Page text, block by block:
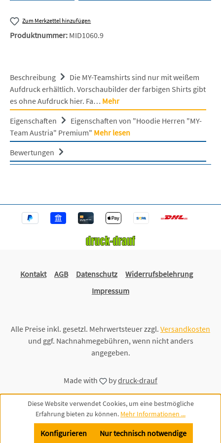
Zum Merkzettel hinzufügen
Produktnummer: MID1060.9
Beschreibung
Die MY-Teamshirts sind nur mit weißem
Aufdruck erhältlich. Vorschaubilder der farbigen Shirts gibt
es ohne Aufdruck hier. Fa… Mehr
Eigenschaften
Eigenschaften von "Hoodie Herren "MY-
Team Austria" Premium" Mehr lesen
Bewertungen
Kontakt AGB Datenschutz
Widerrufsbelehrung
Impressum
Alle Preise inkl. gesetzl. Mehrwertsteuer zzgl. Versandkosten
und ggf. Nachnahmegebühren, wenn nicht anders
angegeben.
Made with bydruck-drauf
Diese Website verwendet Cookies, um eine bestmögliche
Erfahrung bieten zu können. Mehr Informationen ...
Nur technisch notwendige
Konfigurieren